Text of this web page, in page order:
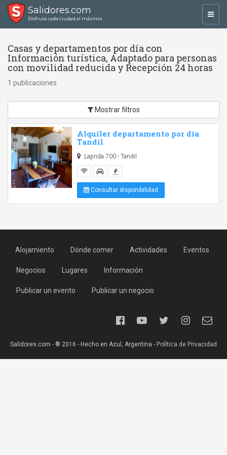
Salidores.com
Disfrutá cada ciudad al máximo
Casas y departamentos por día con
Información turística, Adaptado para personas
con movilidad reducida y Recepción 24 horas
1 publicaciones
Mostrar filtros
Alquiler departamento por dia
Tandil
Laprida 700 - Tandil
Consultar disponibilidad
Alojamiento Dónde comer Actividades Eventos
Negocios Lugares Información
Publicar un evento Publicar un negocio
Salidores.com - ® 2016 - Hecho en Azul, Argentina - Política de Privacidad